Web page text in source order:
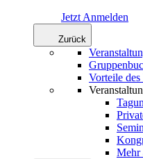
Jetzt Anmelden
Zurück
Vorteile
Mehr